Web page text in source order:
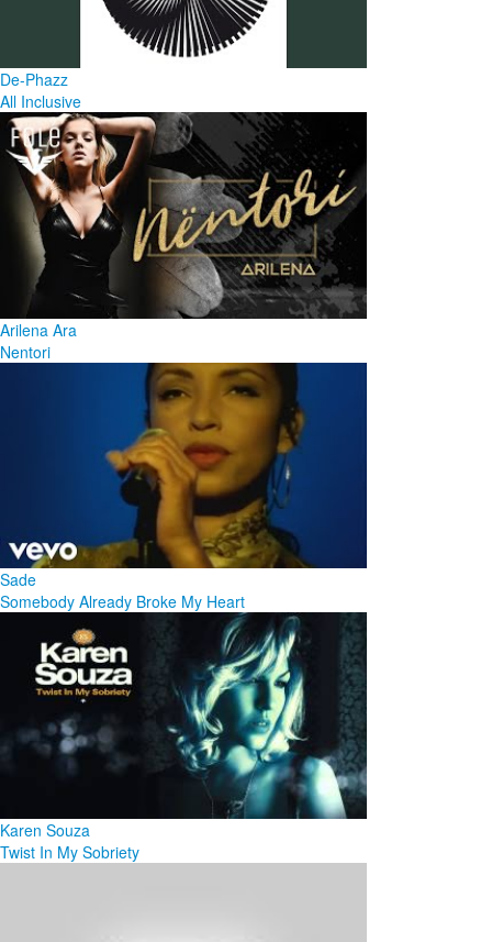
De-Phazz
All Inclusive
Arilena Ara
Nentori
Sade
Somebody Already Broke My Heart
Karen Souza
Twist In My Sobriety